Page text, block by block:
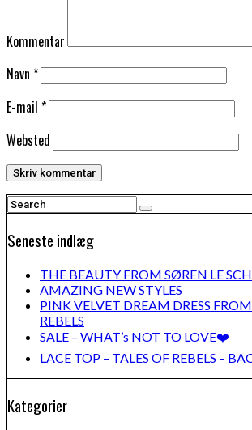
Kommentar
Navn *
E-mail *
Websted
Seneste indlæg
THE BEAUTY FROM SØREN LE
AMAZING NEW STYLES
PINK VELVET DREAM DRESS
REBELS
SALE – WHAT’s NOT TO LOVE❤️
LACE TOP – TALES OF REBELS –
Kategorier